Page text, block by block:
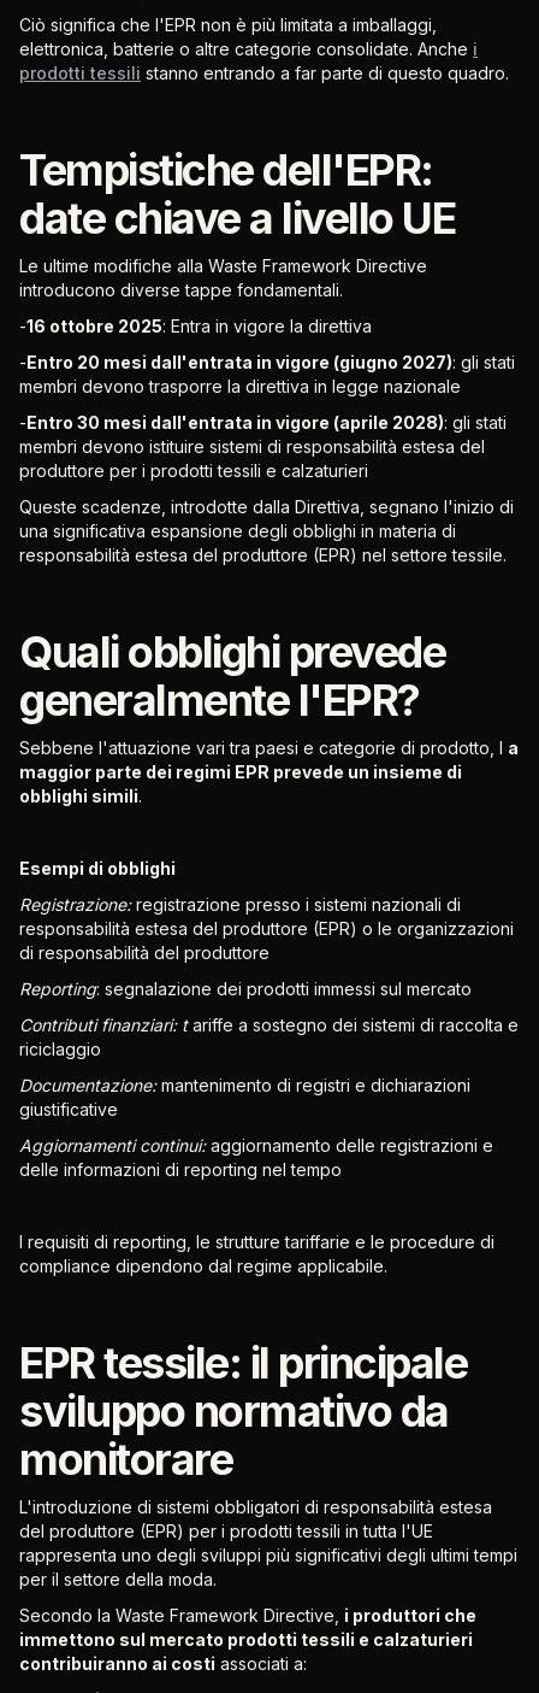
Ciò significa che l'EPR non è più limitata a imballaggi,
elettronica, batterie o altre categorie consolidate. Anche i
prodotti tessili stanno entrando a far parte di questo quadro.
Tempistiche dell'EPR:
date chiave a livello UE
Le ultime modifiche alla Waste Framework Directive
introducono diverse tappe fondamentali.
-16 ottobre 2025: Entra in vigore la direttiva
-Entro 20 mesi dall'entrata in vigore (giugno 2027): gli stati
membri devono trasporre la direttiva in legge nazionale
-Entro 30 mesi dall'entrata in vigore (aprile 2028): gli stati
membri devono istituire sistemi di responsabilità estesa del
produttore per i prodotti tessili e calzaturieri
Queste scadenze, introdotte dalla Direttiva, segnano l'inizio di
una significativa espansione degli obblighi in materia di
responsabilità estesa del produttore (EPR) nel settore tessile.
Quali obblighi prevede
generalmente l'EPR?
Sebbene l'attuazione vari tra paesi e categorie di prodotto, l a
maggior parte dei regimi EPR prevede un insieme di
obblighi simili.
Esempi di obblighi
Registrazione:registrazione presso i sistemi nazionali di
responsabilità estesa del produttore (EPR) o le organizzazioni
di responsabilità del produttore
Reporting: segnalazione dei prodotti immessi sul mercato
Contributi finanziari: tariffe a sostegno dei sistemi di raccolta e
riciclaggio
Documentazione:mantenimento di registri e dichiarazioni
giustificative
Aggiornamenti continui:aggiornamento delle registrazioni e
delle informazioni di reporting nel tempo
I requisiti di reporting, le strutture tariffarie e le procedure di
compliance dipendono dal regime applicabile.
EPR tessile: il principale
sviluppo normativo da
monitorare
L'introduzione di sistemi obbligatori di responsabilità estesa
del produttore (EPR) per i prodotti tessili in tutta l'UE
rappresenta uno degli sviluppi più significativi degli ultimi tempi
per il settore della moda.
Secondo la Waste Framework Directive, i produttori che
immettono sul mercato prodotti tessili e calzaturieri
contribuiranno ai costi associati a: